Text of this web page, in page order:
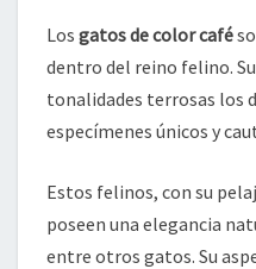
Los gatos de color café
dentro del reino felino.
tonalidades terrosas los
especímenes únicos y
Estos felinos, con su
poseen una elegancia
entre otros gatos. Su